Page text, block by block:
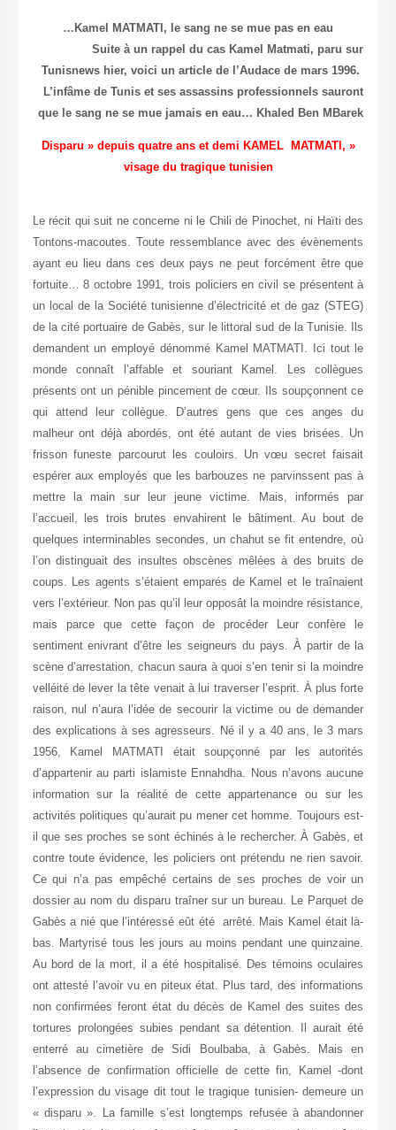
Kamel MATMATI, le sang ne se mue pas en eau…
Suite à un rappel du cas Kamel Matmati, paru sur
Tunisnews hier, voici un article de l’Audace de mars 1996.
L’infâme de Tunis et ses assassins professionnels sauront
que le sang ne se mue jamais en eau… Khaled Ben MBarek
« Disparu » depuis quatre ans et demi KAMEL MATMATI,
visage du tragique tunisien
Le récit qui suit ne concerne ni le Chili de Pinochet, ni Haïti des
Tontons-macoutes. Toute ressemblance avec des évènements
ayant eu lieu dans ces deux pays ne peut forcément être que
fortuite… 8 octobre 1991, trois policiers en civil se présentent à
un local de la Société tunisienne d’électricité et de gaz (STEG)
de la cité portuaire de Gabès, sur le littoral sud de la Tunisie. Ils
demandent un employé dénommé Kamel MATMATI. Ici tout le
monde connaît l’affable et souriant Kamel. Les collègues
présents ont un pénible pincement de cœur. Ils soupçonnent ce
qui attend leur collègue. D’autres gens que ces anges du
malheur ont déjà abordés, ont été autant de vies brisées. Un
frisson funeste parcourut les couloirs. Un vœu secret faisait
espérer aux employés que les barbouzes ne parvinssent pas à
mettre la main sur leur jeune victime. Mais, informés par
l’accueil, les trois brutes envahirent le bâtiment. Au bout de
quelques interminables secondes, un chahut se fit entendre, où
l’on distinguait des insultes obscènes mêlées à des bruits de
coups. Les agents s’étaient emparés de Kamel et le traînaient
vers l’extérieur. Non pas qu’il leur opposât la moindre résistance,
mais parce que cette façon de procéder Leur confère le
sentiment enivrant d’être les seigneurs du pays. À partir de la
scène d’arrestation, chacun saura à quoi s’en tenir si la moindre
velléité de lever la tête venait à lui traverser l’esprit. À plus forte
raison, nul n’aura l’idée de secourir la victime ou de demander
des explications à ses agresseurs. Né il y a 40 ans, le 3 mars
1956, Kamel MATMATI était soupçonné par les autorités
d’appartenir au parti islamiste Ennahdha. Nous n’avons aucune
information sur la réalité de cette appartenance ou sur les
activités politiques qu’aurait pu mener cet homme. Toujours est-
il que ses proches se sont échinés à le rechercher. À Gabès, et
contre toute évidence, les policiers ont prétendu ne rien savoir.
Ce qui n’a pas empêché certains de ses proches de voir un
dossier au nom du disparu traîner sur un bureau. Le Parquet de
Gabès a nié que l’intéressé eût été arrêté. Mais Kamel était là-
bas. Martyrisé tous les jours au moins pendant une quinzaine.
Au bord de la mort, il a été hospitalisé. Des témoins oculaires
ont attesté l’avoir vu en piteux état. Plus tard, des informations
non confirmées feront état du décès de Kamel des suites des
tortures prolongées subies pendant sa détention. Il aurait été
enterré au cimetière de Sidi Boulbaba, à Gabès. Mais en
l’absence de confirmation officielle de cette fin, Kamel -dont
l’expression du visage dit tout le tragique tunisien- demeure un
« disparu ». La famille s’est longtemps refusée à abandonner